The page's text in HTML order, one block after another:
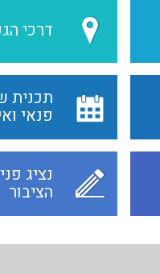
דרכי
תכנית
פנאי
נציג
הציבור